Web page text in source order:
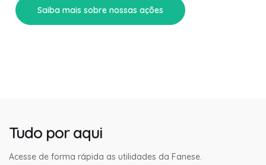
Saiba mais sobre nossas ações
Tudo por aqui
Acesse de forma rápida as utilidades da Fanese.